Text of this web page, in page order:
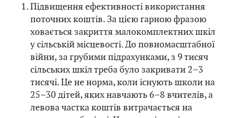
Підвищення ефективності використання
поточних коштів. За цією гарною фразою
ховається закриття малокомплектних шкіл
у сільській місцевості. До повномасштабної
війни, за грубими підрахунками, з 9 тисяч
сільських шкіл треба було закривати 2–3
тисячі. Це не норма, коли існують школи на
25–30 дітей, яких навчають 6–8 вчителів, а
левова частка коштів витрачається на